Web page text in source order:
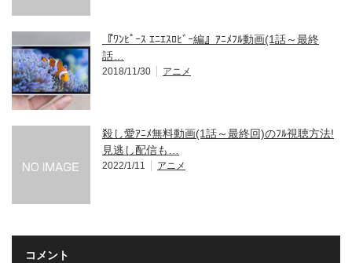
『ﾜﾝﾋﾟｰｽ ｴﾆｴｽﾛﾋﾞｰ編』ｱﾆﾒﾌﾙ動画(1話～最終
話…
2018/11/30 アニメ
殺し愛ｱﾆﾒ無料動画(1話～最終回)のﾌﾙ視聴方法!
見逃し配信も…
2022/1/11 アニメ
コメント